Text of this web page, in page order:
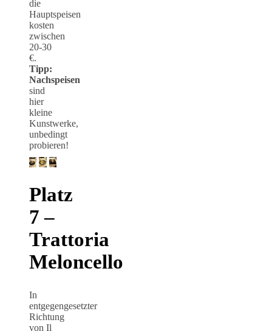
die
Hauptspeisen
kosten
zwischen
20-30
€.
Tipp:
Nachspeisen
sind
hier
kleine
Kunstwerke,
unbedingt
probieren!
Platz
7 –
Trattoria
Meloncello
In
entgegengesetzter
Richtung
von Il